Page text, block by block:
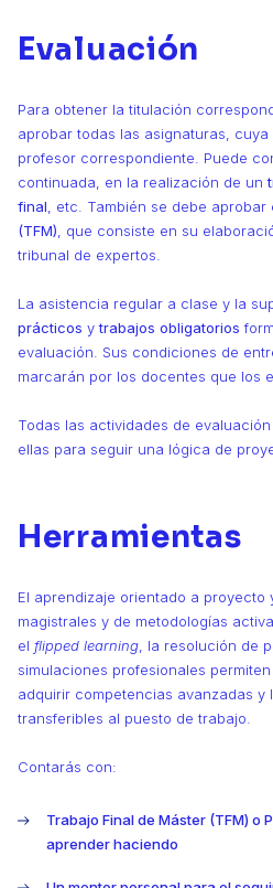
Evaluación
Para obtener la titulación
aprobar todas las asignaturas,
profesor correspondiente. Puede
continuada, en la realización de un
final, etc. También se debe
(TFM), que consiste en su
tribunal de expertos.
La asistencia regular a clase y la
prácticos ytrabajos obligatorios
evaluación. Sus condiciones de
marcarán por los docentes que los
Todas las actividades de
ellas para seguir una lógica de
Herramientas
El aprendizaje orientado a
magistrales y de metodologías
el flipped learning, la resolución de
simulaciones profesionales
adquirir competencias avanzadas y
transferibles al puesto de trabajo.
Contarás con:
Trabajo Final de Máster (TFM) o
aprender haciendo